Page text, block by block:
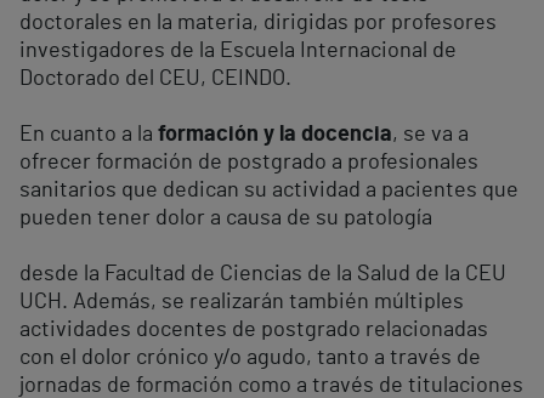
doctorales en la materia, dirigidas por profesores
investigadores de la Escuela Internacional de
Doctorado del CEU, CEINDO.
En cuanto a la formación y la docencia, se va a
ofrecer formación de postgrado a profesionales
sanitarios que dedican su actividad a pacientes que
pueden tener dolor a causa de su patología
desde la Facultad de Ciencias de la Salud de la CEU
UCH. Además, se realizarán también múltiples
actividades docentes de postgrado relacionadas
con el dolor crónico y/o agudo, tanto a través de
jornadas de formación como a través de titulaciones